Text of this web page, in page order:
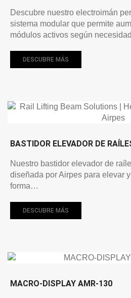
Descubre nuestro electroimán
sistema modular que permite
módulos activos según
DESCUBRE MÁS
BASTIDOR ELEVADOR DE
Nuestro bastidor elevador de
diseñada por Airpes para elevar
forma…
DESCUBRE MÁS
MACRO-DISPLAY AMR-130